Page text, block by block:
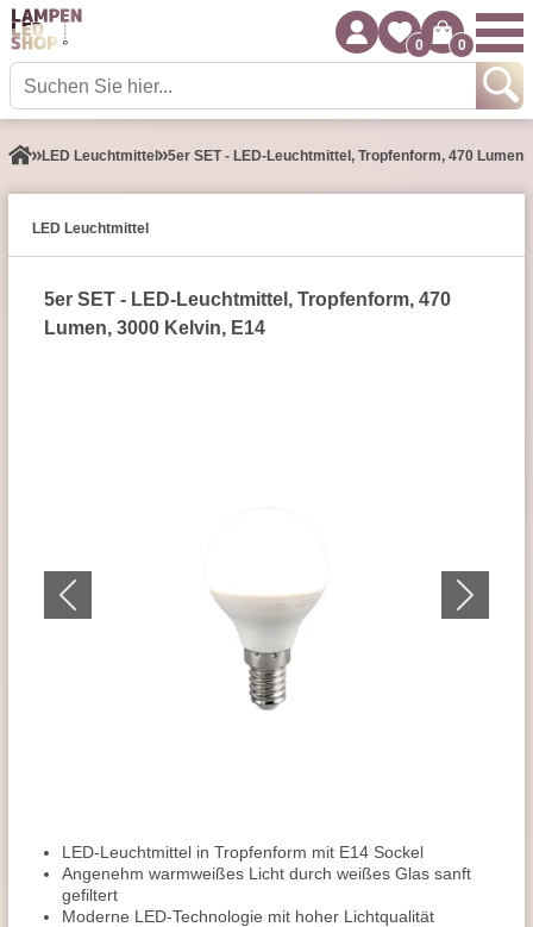
0 0
LED Leuchtmittel 5er SET - LED-Leuchtmittel, Tropfenform, 470 Lumen,
LED Leuchtmittel
5er SET - LED-Leuchtmittel, Tropfenform, 470
Lumen, 3000 Kelvin, E14
LED-Leuchtmittel in Tropfenform mit E14 Sockel
Angenehm warmweißes Licht durch weißes Glas sanft
gefiltert
Moderne LED-Technologie mit hoher Lichtqualität